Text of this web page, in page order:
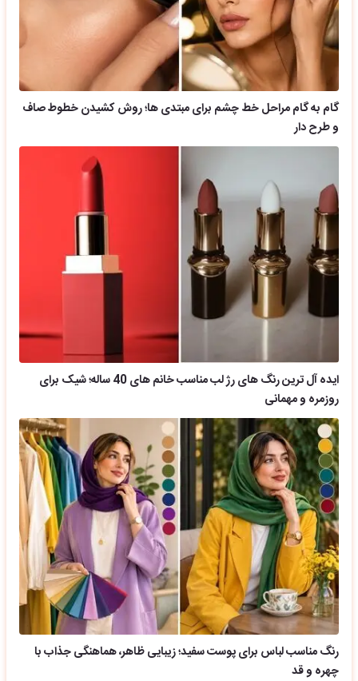
گام به گام مراحل خط چشم برای مبتدی ها؛ روش کشیدن خطوط صاف
و طرح دار
ایده آل ترین رنگ های رژ لب مناسب خانم های 40 ساله؛ شیک برای
روزمره و مهمانی
رنگ مناسب لباس برای پوست سفید؛ زیبایی ظاهر، هماهنگی جذاب با
چهره و قد